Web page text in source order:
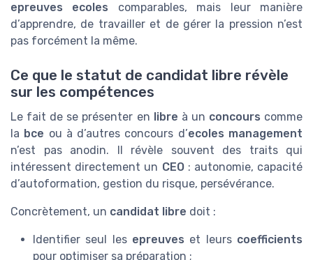
epreuves ecoles comparables, mais leur manière
d’apprendre, de travailler et de gérer la pression n’est
pas forcément la même.
Ce que le statut de candidat libre révèle
sur les compétences
Le fait de se présenter en libre à un concours comme
la bce ou à d’autres concours d’ecoles management
n’est pas anodin. Il révèle souvent des traits qui
intéressent directement un CEO: autonomie, capacité
d’autoformation, gestion du risque, persévérance.
Concrètement, un candidat libre doit :
Identifier seul les epreuves et leurs coefficients
pour optimiser sa préparation ;